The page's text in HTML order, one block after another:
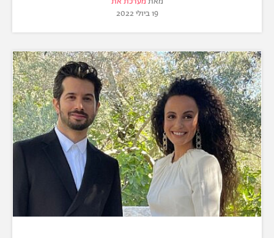
19 ביולי 2022